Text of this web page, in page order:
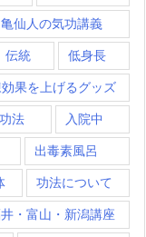
亀仙人の気功講義
伝統 低身長
果を上げるグッズ
法 入院中
出毒素風呂
功法について
・富山・新潟講座